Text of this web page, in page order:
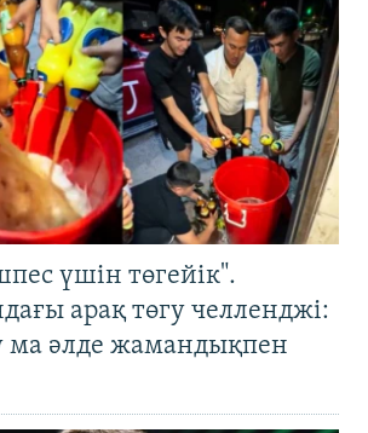
үшін төгейік".
арақ төгу челленджі:
әлде жамандықпен